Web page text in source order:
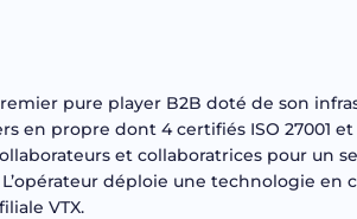
pure player B2B doté de son
en propre dont 4 certifiés ISO 27001
et collaboratrices pour un
L’opérateur déploie une technologie
VTX.